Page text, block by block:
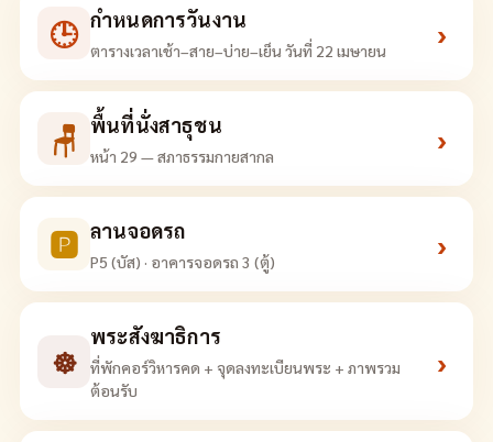
🕒 กำหนดการวันงาน
ตารางเวลาเช้า–สาย–บ่าย–เย็น วันที่ 22 เมษายน ›
🪑 พื้นที่นั่งสาธุชน
หน้า 29 — สภาธรรมกายสากล ›
🅿 ลานจอดรถ
P5 (บัส) · อาคารจอดรถ 3 (ตู้) ›
☸
พระสังฆาธิการ
ที่พักคอร์วิหารคด + จุดลงทะเบียนพระ + ภาพรวม
ต้อนรับ
›